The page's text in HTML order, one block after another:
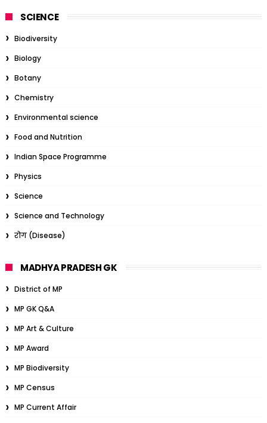
SCIENCE
Biodiversity
Biology
Botany
Chemistry
Environmental science
Food and Nutrition
Indian Space Programme
Physics
Science
Science and Technology
रोग (Disease)
MADHYA PRADESH GK
District of MP
MP GK Q&A
MP Art & Culture
MP Award
MP Biodiversity
MP Census
MP Current Affair